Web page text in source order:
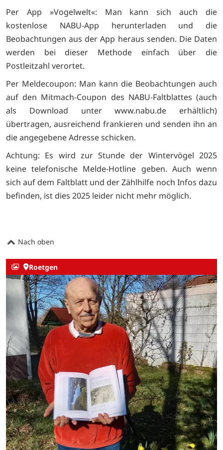
Per App »Vogelwelt«: Man kann sich auch die
kostenlose NABU-App herunterladen und die
Beobachtungen aus der App heraus senden. Die Daten
werden bei dieser Methode einfach über die
Postleitzahl verortet.
Per Meldecoupon: Man kann die Beobachtungen auch
auf den Mitmach-Coupon des NABU-Faltblattes (auch
als Download unter www.nabu.de erhältlich)
übertragen, ausreichend frankieren und senden ihn an
die angegebene Adresse schicken.
Achtung: Es wird zur Stunde der Wintervögel 2025
keine telefonische Melde-Hotline geben. Auch wenn
sich auf dem Faltblatt und der Zählhilfe noch Infos dazu
befinden, ist dies 2025 leider nicht mehr möglich.
Nach oben
Roetgen